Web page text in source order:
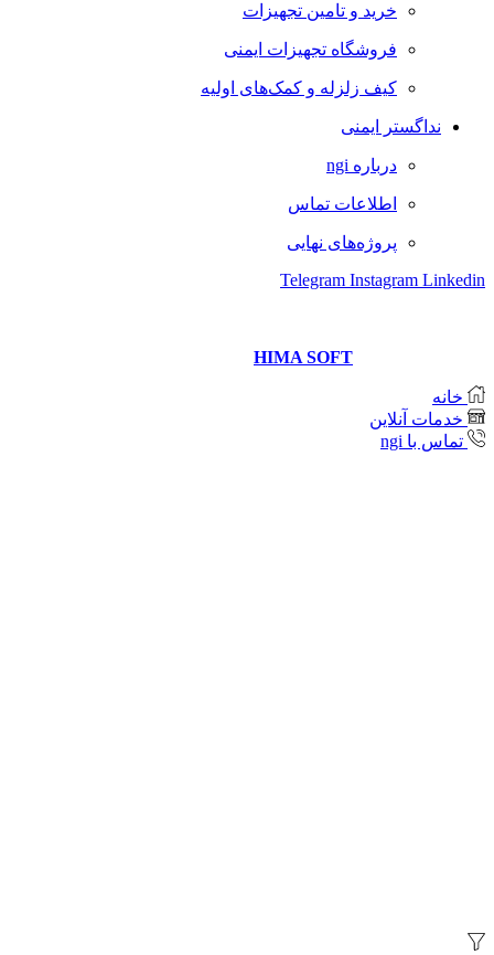
خرید و تامین تجهیزات
فروشگاه تجهیزات ایمنی
کیف زلزله و کمک‌های اولیه
نداگستر ایمنی
درباره ngi
اطلاعات تماس
پروژه‌های نهایی
Telegram Instagram Linkedin
HIMA SOFT
خانه
خدمات آنلاین
تماس با ngi